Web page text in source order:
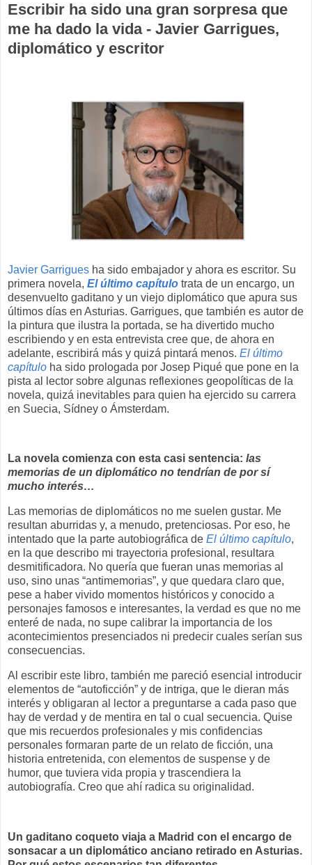
Escribir ha sido una gran sorpresa que
me ha dado la vida - Javier Garrigues,
diplomático y escritor
Javier Garrigues ha sido embajador y ahora es escritor. Su
primera novela, El último capítulo trata de un encargo, un
desenvuelto gaditano y un viejo diplomático que apura sus
últimos días en Asturias. Garrigues, que también es autor de
la pintura que ilustra la portada, se ha divertido mucho
escribiendo y en esta entrevista cree que, de ahora en
adelante, escribirá más y quizá pintará menos. El último
capítulo ha sido prologada por Josep Piqué que pone en la
pista al lector sobre algunas reflexiones geopolíticas de la
novela, quizá inevitables para quien ha ejercido su carrera
en Suecia, Sídney o Ámsterdam.
La novela comienza con esta casi sentencia: las
memorias de un diplomático no tendrían de por sí
mucho interés…
Las memorias de diplomáticos no me suelen gustar. Me
resultan aburridas y, a menudo, pretenciosas. Por eso, he
intentado que la parte autobiográfica de El último capítulo,
en la que describo mi trayectoria profesional, resultara
desmitificadora. No quería que fueran unas memorias al
uso, sino unas “antimemorias”, y que quedara claro que,
pese a haber vivido momentos históricos y conocido a
personajes famosos e interesantes, la verdad es que no me
enteré de nada, no supe calibrar la importancia de los
acontecimientos presenciados ni predecir cuales serían sus
consecuencias.
Al escribir este libro, también me pareció esencial introducir
elementos de “autoficción” y de intriga, que le dieran más
interés y obligaran al lector a preguntarse a cada paso que
hay de verdad y de mentira en tal o cual secuencia. Quise
que mis recuerdos profesionales y mis confidencias
personales formaran parte de un relato de ficción, una
historia entretenida, con elementos de suspense y de
humor, que tuviera vida propia y trascendiera la
autobiografía. Creo que ahí radica su originalidad.
Un gaditano coqueto viaja a Madrid con el encargo de
sonsacar a un diplomático anciano retirado en Asturias.